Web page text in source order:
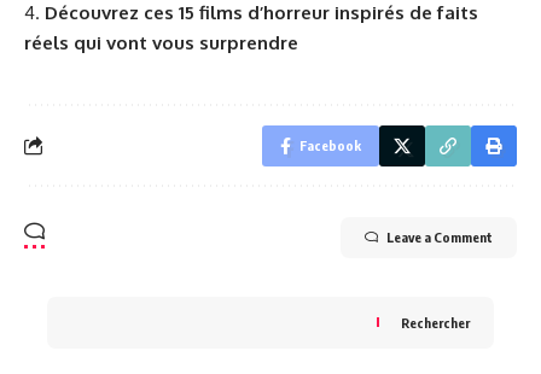
Découvrez ces 15 films d’horreur inspirés de faits
réels qui vont vous surprendre
Facebook
Leave a Comment
Rechercher